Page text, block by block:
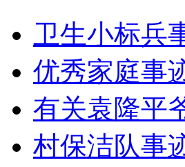
卫生小标兵
优秀家庭事
有关袁隆平
村保洁队事